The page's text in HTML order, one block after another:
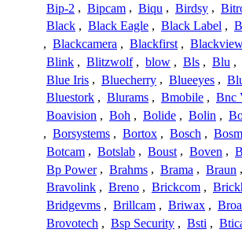
Bip-2 , Bipcam , Biqu , Birdsy ,
Black , Black Eagle , Black Label ,
, Blackcamera , Blackfirst ,
Blink , Blitzwolf , blow , Bls , Blu ,
Blue Iris , Bluecherry , Blueeyes ,
Bluestork , Blurams , Bmobile , Bnc
Boavision , Boh , Bolide , Bolin ,
, Borsystems , Bortox , Bosch ,
Botcam , Botslab , Boust , Boven ,
Bp Power , Brahms , Brama , Braun ,
Bravolink , Breno , Brickcom ,
Bridgevms , Brillcam , Briwax ,
Brovotech , Bsp Security , Bsti ,